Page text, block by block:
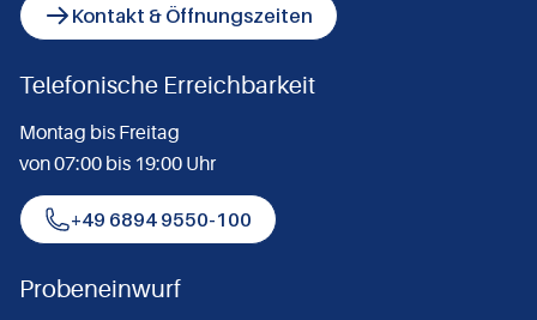
Kontakt & Öffnungszeiten
Telefonische Erreichbarkeit
Montag bis Freitag
von 07:00 bis 19:00 Uhr
+49 6894 9550-100
Probeneinwurf